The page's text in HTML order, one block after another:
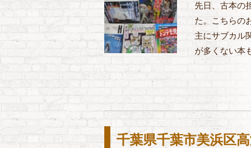
先日、古本の
た。こちらの
主にサブカル
が多くない本
千葉県千葉市美浜区